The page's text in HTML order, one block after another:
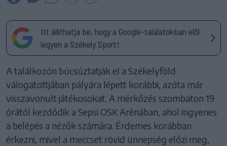
Itt állíthatja be, hogy a Google-találatokban elöl
legyen a Székely Sport!
A találkozón búcsúztatják el a Székelyföld
válogatottjában pályára lépett korábbi, azóta már
visszavonult játékosokat. A mérkőzés szombaton 19
órától kezdődik a Sepsi OSK Arénában, ahol ingyenes
a belépés a nézők számára. Érdemes korábban
érkezni, mivel a meccset rövid ünnepség előzi meg,